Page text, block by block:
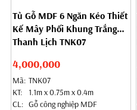
Tủ Gỗ MDF 6 Ngăn Kéo Thiết
Kế Mây Phối Khung Trắng
Thanh Lịch TNK07
4,000,000
Mã: TNK07
KT:
1.1m x 0.75m x 0.4m
CL: Gỗ công nghiệp MDF